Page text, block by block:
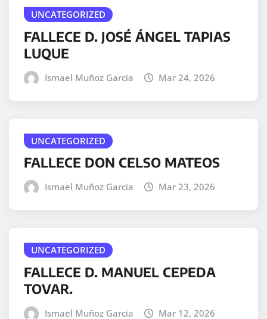
UNCATEGORIZED
FALLECE D. JOSÉ ÁNGEL TAPIAS
LUQUE
Ismael Muñoz Garcia Mar 24, 2026
UNCATEGORIZED
FALLECE DON CELSO MATEOS
Ismael Muñoz Garcia Mar 23, 2026
UNCATEGORIZED
FALLECE D. MANUEL CEPEDA
TOVAR.
Ismael Muñoz Garcia Mar 12, 2026